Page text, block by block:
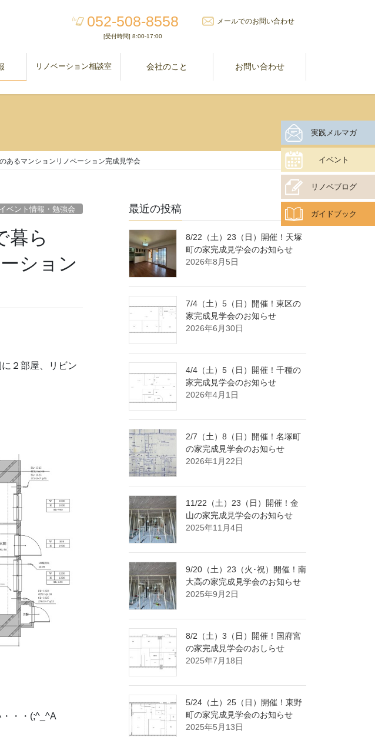
052-508-8558
[受付時間] 8:00-17:00
メールでのお問い合わせ
リノベーション相談室 会社のこと お問い合わせ
あるマンションリノベーション完成見学会
イベント情報・勉強会
暮ら
ション
２部屋、リビン
・・(;^_^A
最近の投稿
8/22（土）23（日）開催！天塚
町の家完成見学会のお知らせ
2026年8月5日
7/4（土）5（日）開催！東区の
家完成見学会のお知らせ
2026年6月30日
4/4（土）5（日）開催！千種の
家完成見学会のお知らせ
2026年4月1日
2/7（土）8（日）開催！名塚町
の家完成見学会のお知らせ
2026年1月22日
11/22（土）23（日）開催！金
山の家完成見学会のお知らせ
2025年11月4日
9/20（土）23（火･祝）開催！南
大高の家完成見学会のお知らせ
2025年9月2日
8/2（土）3（日）開催！国府宮
の家完成見学会のおしらせ
2025年7月18日
5/24（土）25（日）開催！東野
町の家完成見学会のお知らせ
2025年5月13日
実践メルマガ
イベント
リノベブログ
ガイドブック